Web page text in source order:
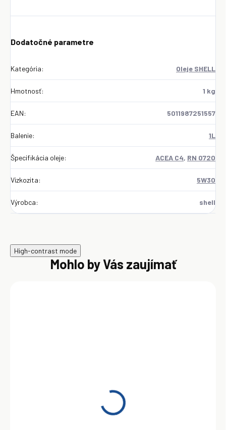
Dodatočné parametre
Kategória: Oleje SHELL
Hmotnosť: 1 kg
EAN: 5011987251557
Balenie: 1L
Špecifikácia oleje: ACEA C4, RN 0720
Vizkozita: 5W30
Výrobca: shell
High-contrast mode
Mohlo by Vás zaujímať
Helix Ultra SP 0W-20 1 l